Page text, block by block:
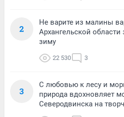
2
Не варите из малины
Архангельской области
зиму
22 530 3
3
С любовью к лесу и
природа вдохновляет
Северодвинска на